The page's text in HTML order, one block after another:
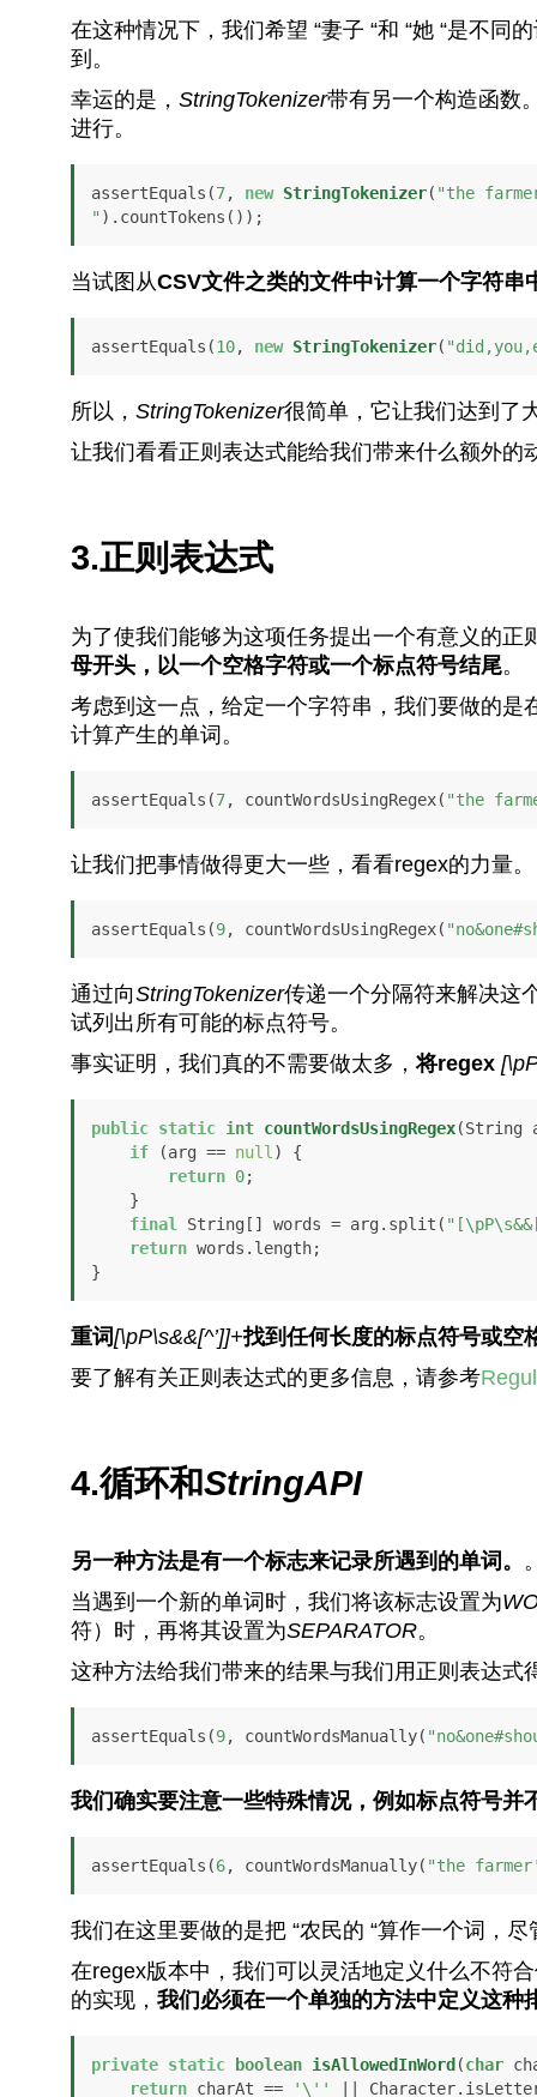
在这种情况下，我们希望 “妻子 “和 “她 “是不
到。
幸运的是， StringTokenizer带有另一个构造函数
进行。
assertEquals(7, new StringTokenizer( "the
" ).countTokens());
当试图从CSV文件之类的文件中计算一个字符串
assertEquals(10, new StringTokenizer(
所以， StringTokenizer很简单，它让我们达到了
让我们看看正则表达式能给我们带来什么额外的
3.正则表达式
为了使我们能够为这项任务提出一个有意义的
母开头，以一个空格字符或一个标点符号结尾。
考虑到这一点，给定一个字符串，我们要做的
计算产生的单词。
assertEquals(7, countWordsUsingRegex( "the
让我们把事情做得更大一些，看看regex的力量。
assertEquals(9, countWordsUsingRegex(
通过向StringTokenizer传递一个分隔符来解决这
试列出所有可能的标点符号。
事实证明，我们真的不需要做太多，将regex
public static int countWordsUsingRegex(String
if (arg == null ) {
return 0;
final
String[] words = arg.split(
return words.length;
}
重词[\pP\s&&[^’]]+找到任何长度的标点符号或空
要了解有关正则表达式的更多信息，请参考
4.循环和StringAPI
另一种方法是有一个标志来记录所遇到的单词。
当遇到一个新的单词时，我们将该标志设置为
符）时，再将其设置为SEPARATOR。
这种方法给我们带来的结果与我们用正则表达式
assertEquals(9, countWordsManually(
我们确实要注意一些特殊情况，例如标点符号并
assertEquals(6, countWordsManually( "the
我们在这里要做的是把 “农民的 “算作一个词，尽
在regex版本中，我们可以灵活地定义什么不符
的实现， 我们必须在一个单独的方法中定义这种
private static boolean isAllowedInWord (char
return charAt == '\'' ||